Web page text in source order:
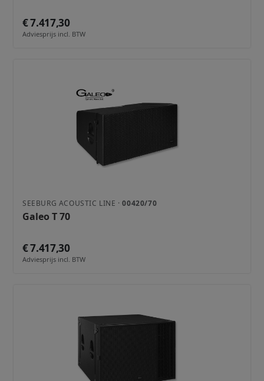
€ 7.417,30
Adviesprijs incl. BTW
SEEBURG ACOUSTIC LINE ·00420/70
Galeo T 70
€ 7.417,30
Adviesprijs incl. BTW